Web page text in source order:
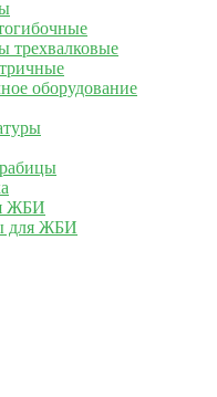
трехвалковые
оборудование
ЖБИ
для ЖБИ